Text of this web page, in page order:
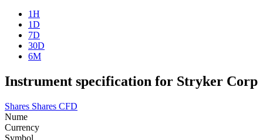
1H
1D
7D
30D
6M
Instrument specification for Stryker Corp
Shares Shares CFD
Nume
Currency
Symbol